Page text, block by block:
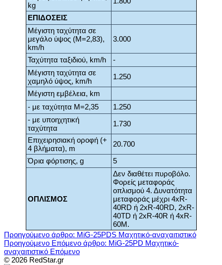
kg
ΕΠΙΔΟΣΕΙΣ
Μέγιστη ταχύτητα σε
μεγάλο ύψος (Μ=2,83),
km/h
3.000
Ταχύτητα ταξιδιού, km/h
-
Μέγιστη ταχύτητα σε
χαμηλό ύψος, km/h
1.250
Μέγιστη εμβέλεια, km
- με ταχύτητα Μ=2,35
1.250
- με υποηχητική
ταχύτητα
1.730
Επιχειρησιακή οροφή (+
4 βλήματα), m
20.700
Όρια φόρτισης, g
5
ΟΠΛΙΣΜΟΣ
Δεν διαθέτει πυροβόλο.
Φορείς μεταφοράς
οπλισμού 4. Δυνατότητα
μεταφοράς μέχρι 4xR-
40RD ή 2xR-40RD, 2xR-
40TD ή 2xR-40R ή 4xR-
60M.
Προηγούμενο άρθρο: MiG-25PDS Μαχητικό-αναχαιτιστικό
Προηγούμενο Επόμενο άρθρο: MiG-25PD Μαχητικό-
αναχαιτιστικό Επόμενο
© 2026 RedStar.gr